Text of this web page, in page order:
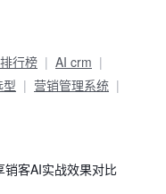
行榜
AI crm
营销管理系统
客AI实战效果对比